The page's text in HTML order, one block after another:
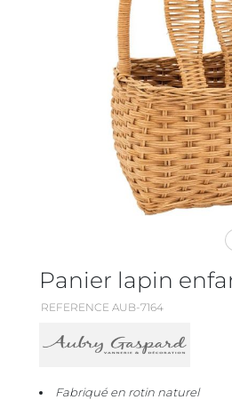
Panier lapin
REFERENCE AUB-7164
Fabriqué en rotin naturel